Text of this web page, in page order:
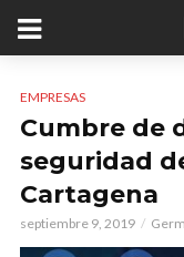
EMPRESAS
Cumbre de
seguridad
Cartagena
septiembre 9, 2019